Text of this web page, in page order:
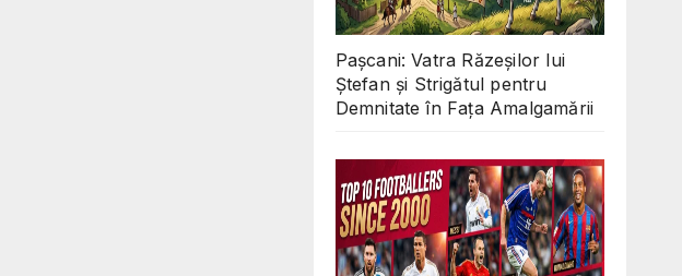
Pașcani: Vatra Răzeșilor lui
Ștefan și Strigătul pentru
Demnitate în Fața Amalgamării